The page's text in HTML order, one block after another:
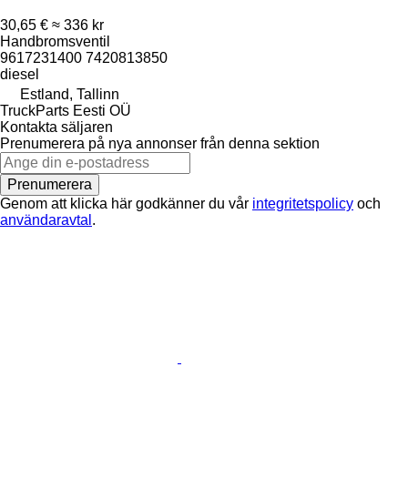
30,65 € ≈ 336 kr
Handbromsventil
9617231400 7420813850
diesel
Estland, Tallinn
TruckParts Eesti OÜ
Kontakta säljaren
Prenumerera på nya annonser från denna sektion
Prenumerera
Genom att klicka här godkänner du vår integritetspolicy och
användaravtal .